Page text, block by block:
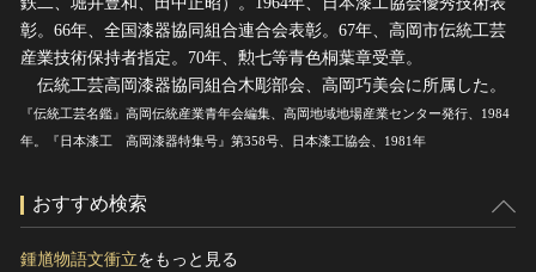
彰。66年、全国漆器協同組合連合会表彰。67年、高岡市伝統工芸
産業技術保持者指定。70年、勲七等青色桐葉章受章。
伝統工芸高岡漆器協同組合木彫部会、高岡巧美会に所属した。
『伝統工芸名鑑』高岡伝統産業青年会編集、高岡地域地場産業センター発行、1984
年。『日本漆工 高岡漆器特集号』第358号、日本漆工協会、1981年
おすすめ検索
鍾馗物語文衝立をもっと見る